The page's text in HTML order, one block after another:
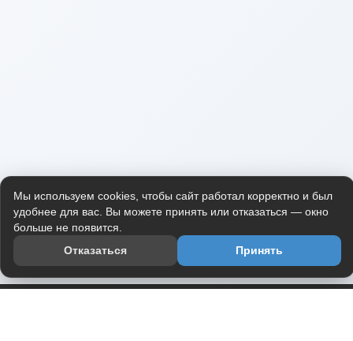
Мы используем cookies, чтобы сайт работал корректно и был
удобнее для вас. Вы можете принять или отказаться — окно
больше не появится.
Отказаться
Принять